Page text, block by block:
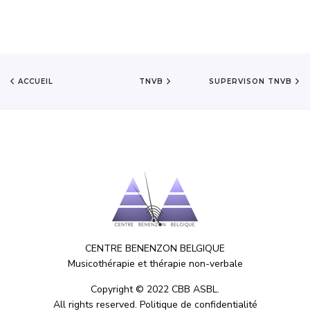
ACCUEIL TNVB SUPERVISON TNVB
CENTRE BENENZON BELGIQUE
Musicothérapie et thérapie non-verbale
Copyright © 2022 CBB ASBL.
All rights reserved. Politique de confidentialité